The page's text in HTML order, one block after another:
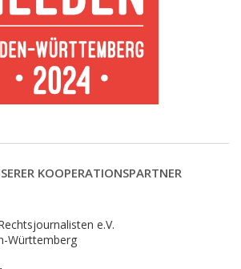
KOOPERATIONSPARTNER
e.V.
Württemberg